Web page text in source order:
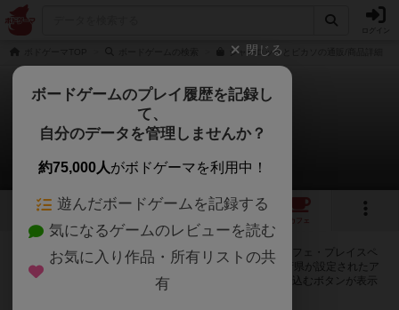
シャーロックとピカソの通販/商品詳細
シャーロックとピカソ
45店のカフェ/スペースが提供中
1 1 2
カフェ
シャーロックとピカソで遊ぶことができるボードゲームカフェ・プレイスペ
ースが45店登録されています。公開プロフィールの都道府県が設定されたア
カウントでログインすると、同じ都道府県内の店舗に絞り込むボタンが表示
閉じる
ボードゲームのプレイ履歴を記録し
て、
自分のデータを管理しませんか？
約75,000人がボドゲーマを利用中！
遊んだボードゲームを記録する
気になるゲームのレビューを読む
お気に入り作品・所有リストの共
有